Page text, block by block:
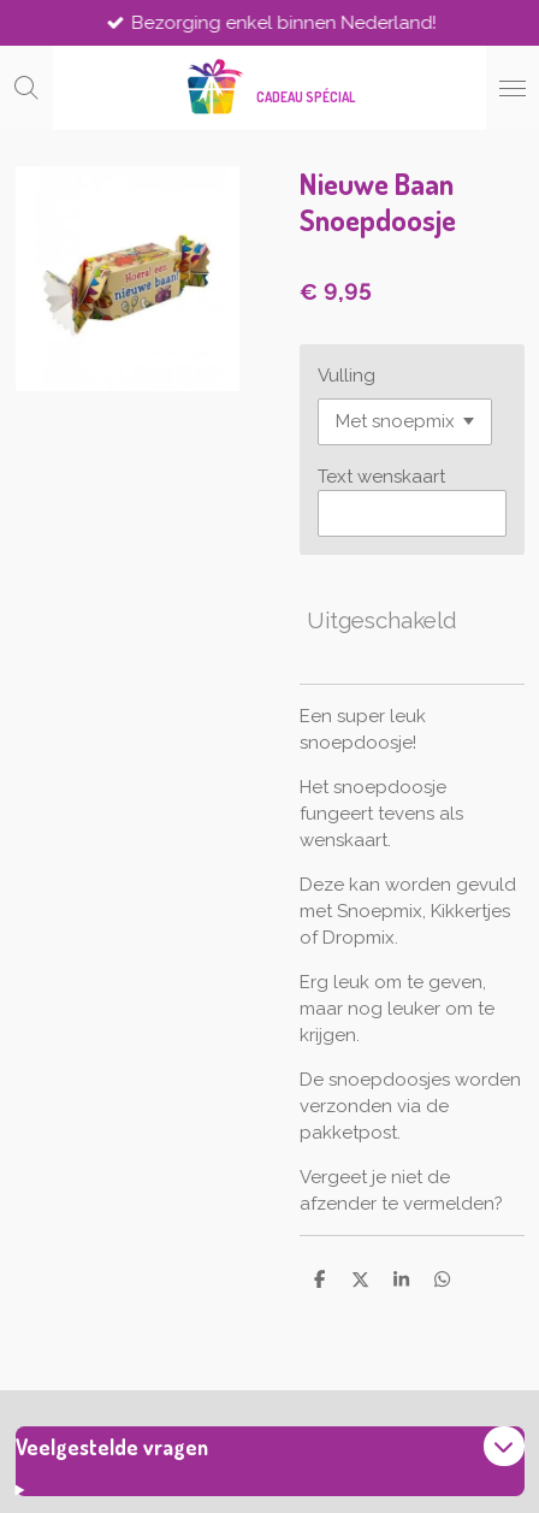
direct
naar
CADEAU SPÉCIAL
Bezorging enkel binnen Nederland!
Nieuwe Baan
Snoepdoosje
€ 9,95
Vulling
Text wenskaart
Uitgeschakeld
Een super leuk
snoepdoosje!
Het snoepdoosje
fungeert tevens als
wenskaart.
Deze kan worden gevuld
met Snoepmix, Kikkertjes
of Dropmix.
Erg leuk om te geven,
maar nog leuker om te
krijgen.
De snoepdoosjes worden
verzonden via de
pakketpost.
Vergeet je niet de
afzender te vermelden?
D
D
S
D
Veelgestelde vragen